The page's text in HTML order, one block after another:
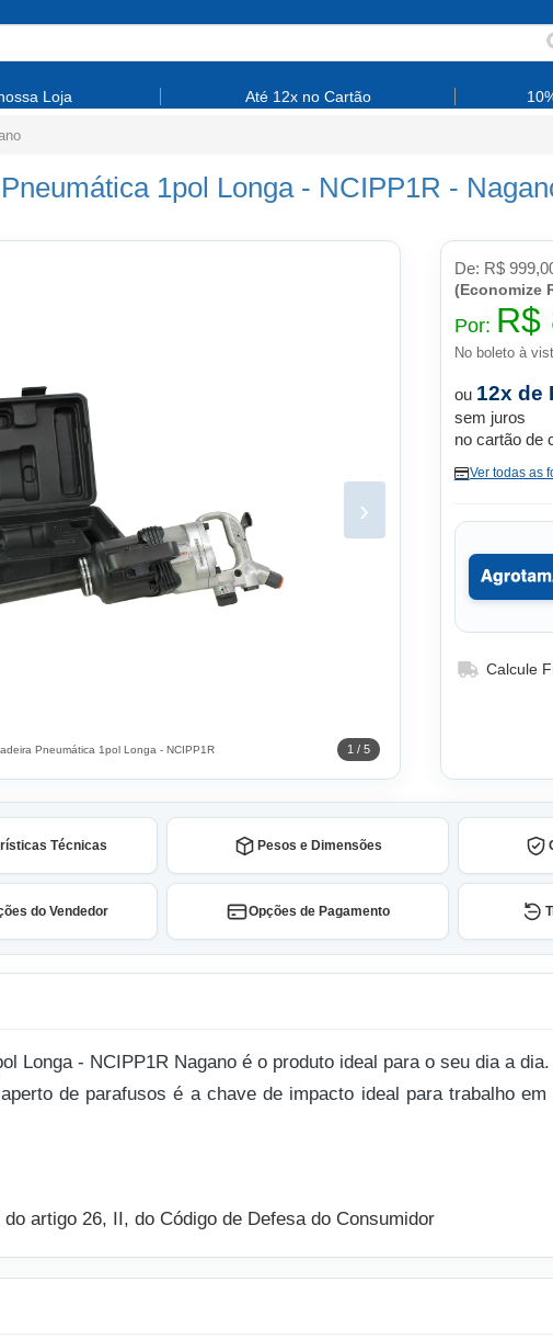
Loja Até 12x no Cartão
1pol Longa - NCIPP1R -
›
Pneumática 1pol Longa - NCIPP1R 1 / 5
De: R$
(Economize
Por: R$
No boleto à
ou 12x de
sem juros
no cartão de
Ver todas as
Calcule
Técnicas Pesos e Dimensões
do Vendedor Opções de Pagamento
Longa - NCIPP1R Nagano é o produto ideal para o seu dia a dia.
de parafusos é a chave de impacto ideal para trabalho
artigo 26, II, do Código de Defesa do Consumidor